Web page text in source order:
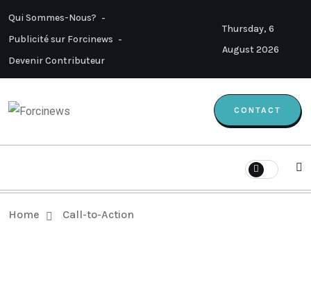
Qui Sommes-Nous?
Publicité sur Forcinews
Devenir Contributeur
Thursday, 6
August 2026
CONTACT
Home Call-to-Action